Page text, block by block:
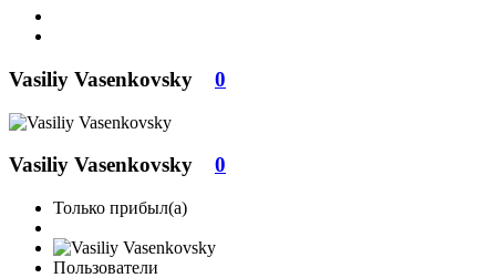
Vasiliy Vasenkovsky 0
Vasiliy Vasenkovsky 0
Только прибыл(а)
Пользователи